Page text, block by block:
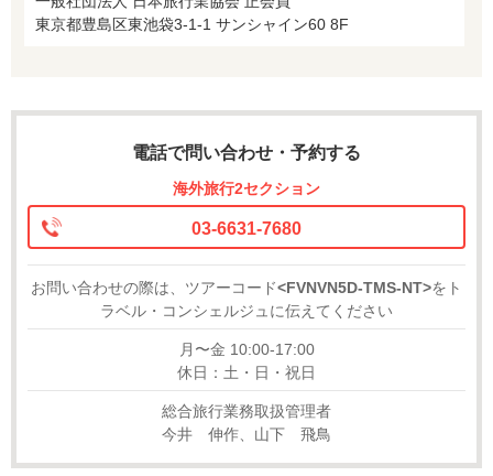
東京都豊島区東池袋3-1-1 サンシャイン60 8F
電話で問い合わせ・予約する
海外旅行2セクション
03-6631-7680
お問い合わせの際は、ツアーコード<FVNVN5D-TMS-NT>をト
ラベル・コンシェルジュに伝えてください
月〜金 10:00-17:00
休日：土・日・祝日
総合旅行業務取扱管理者
今井 伸作、山下 飛鳥